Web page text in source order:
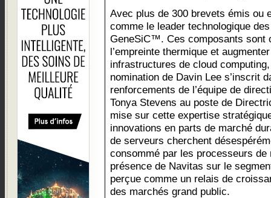
Avec plus de 300 brevets émis ou
comme le leader technologique
GeneSiC™. Ces composants sont
l’empreinte thermique et
infrastructures de cloud
nomination de Davin Lee s’inscrit
renforcements de l’équipe de
Tonya Stevens au poste de
mise sur cette expertise
innovations en parts de marché
de serveurs cherchent
consommé par les processeurs de
présence de Navitas sur le
perçue comme un relais de
des marchés grand public.